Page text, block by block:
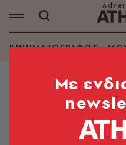
ΚΙΝΗΜΑΤΟΓΡΑΦΟΣ
Π. ΝΤ. ΤΖΕΙΜΣ
Mε